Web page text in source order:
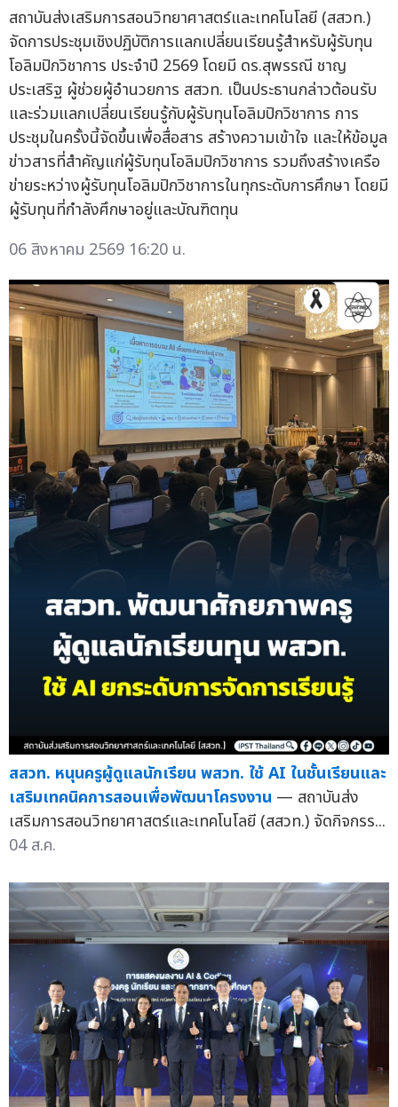
สถาบันส่งเสริมการสอนวิทยาศาสตร์และเทคโนโลยี (สสวท.)
จัดการประชุมเชิงปฏิบัติการแลกเปลี่ยนเรียนรู้สำหรับผู้รับทุน
โอลิมปิกวิชาการ ประจำปี 2569 โดยมี ดร.สุพรรณี ชาญ
ประเสริฐ ผู้ช่วยผู้อำนวยการ สสวท. เป็นประธานกล่าวต้อนรับ
และร่วมแลกเปลี่ยนเรียนรู้กับผู้รับทุนโอลิมปิกวิชาการ การ
ประชุมในครั้งนี้จัดขึ้นเพื่อสื่อสาร สร้างความเข้าใจ และให้ข้อมูล
ข่าวสารที่สำคัญแก่ผู้รับทุนโอลิมปิกวิชาการ รวมถึงสร้างเครือ
ข่ายระหว่างผู้รับทุนโอลิมปิกวิชาการในทุกระดับการศึกษา โดยมี
ผู้รับทุนที่กำลังศึกษาอยู่และบัณฑิตทุน
06 สิงหาคม 2569 16:20 น.
สสวท. หนุนครูผู้ดูแลนักเรียน พสวท. ใช้ AI ในชั้นเรียนและ
เสริมเทคนิคการสอนเพื่อพัฒนาโครงงาน — สถาบันส่ง
เสริมการสอนวิทยาศาสตร์และเทคโนโลยี (สสวท.) จัดกิจกรร...
04 ส.ค.